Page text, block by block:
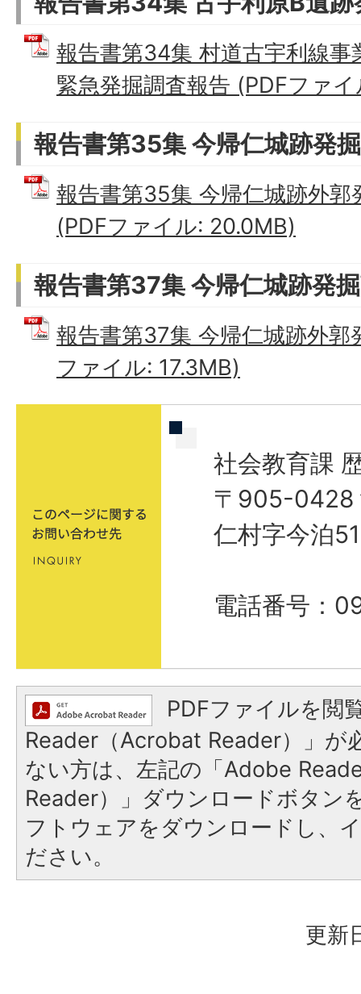
報告書第34集 村道古宇利線事
緊急発掘調査報告 (PDFファ
報告書第35集 今帰仁城跡発
報告書第35集 今帰仁城跡外郭
(PDFファイル: 20.0MB)
報告書第37集 今帰仁城跡発
報告書第37集 今帰仁城跡外郭
ファイル: 17.3MB)
社会教育課
〒905-0428
仁村字今泊
電話番号：
PDFファイルを閲
Reader（Acrobat Reader）」が
ない方は、左記の「Adobe
Reader）」ダウンロードボタン
フトウェアをダウンロードし、
ださい。
更新